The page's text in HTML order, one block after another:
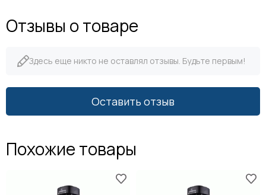
Отзывы о товаре
Здесь еще никто не оставлял отзывы. Будьте первым!
Оставить отзыв
Похожие товары